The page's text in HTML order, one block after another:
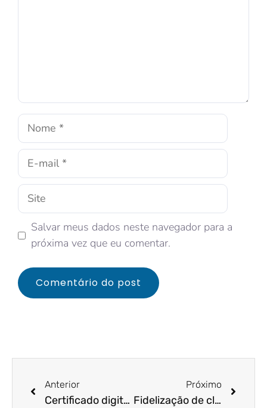
Salvar meus dados neste navegador para a
próxima vez que eu comentar.
Anterior
Certificado digital: o guia de que você precisa sobre o assunto!
Próximo
Fidelização de clientes: 5 dicas que vão ajudar nessa tarefa